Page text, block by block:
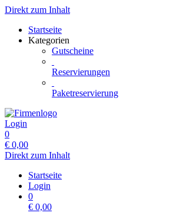
Direkt zum Inhalt
Startseite
Kategorien
Gutscheine
Reservierungen
Paketreservierung
Login
0
€ 0,00
Direkt zum Inhalt
Startseite
Login
0
€ 0,00